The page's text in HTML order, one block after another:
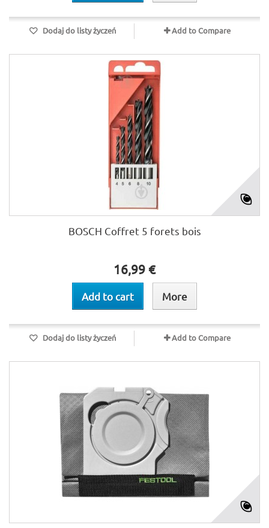
Dodaj do listy życzeń Add to Compare
BOSCH Coffret 5 forets bois
16,99 €
Add to cart More
Dodaj do listy życzeń Add to Compare